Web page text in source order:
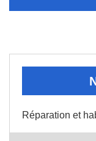
Réparation et